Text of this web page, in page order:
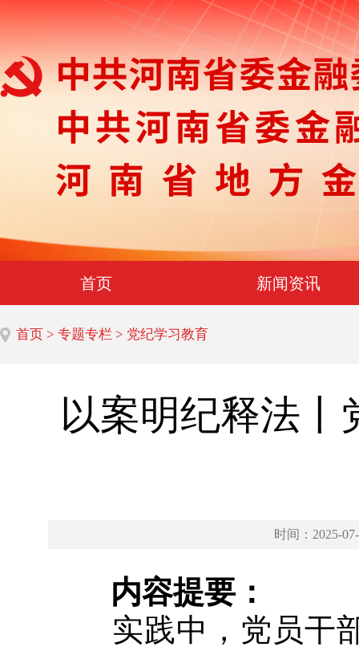
首页 新闻资讯
首页 > 专题专栏 > 党纪学习教育
以案明纪释法丨
时间：2025-
内容提要：
实践中，党员干部